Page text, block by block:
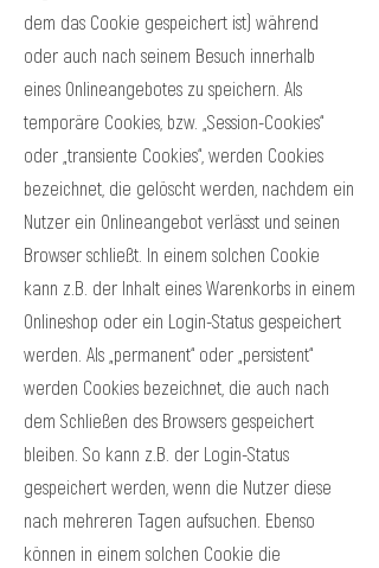
dem das Cookie gespeichert ist) während
oder auch nach seinem Besuch innerhalb
eines Onlineangebotes zu speichern. Als
temporäre Cookies, bzw. „Session-Cookies“
oder „transiente Cookies“, werden Cookies
bezeichnet, die gelöscht werden, nachdem ein
Nutzer ein Onlineangebot verlässt und seinen
Browser schließt. In einem solchen Cookie
kann z.B. der Inhalt eines Warenkorbs in einem
Onlineshop oder ein Login-Status gespeichert
werden. Als „permanent“ oder „persistent“
werden Cookies bezeichnet, die auch nach
dem Schließen des Browsers gespeichert
bleiben. So kann z.B. der Login-Status
gespeichert werden, wenn die Nutzer diese
nach mehreren Tagen aufsuchen. Ebenso
können in einem solchen Cookie die